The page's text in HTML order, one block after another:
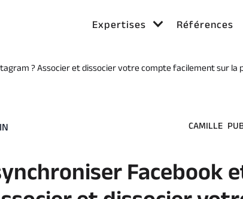
Expertises Références
? Associer et dissocier votre compte facilement sur la
CAMILLE
Facebook